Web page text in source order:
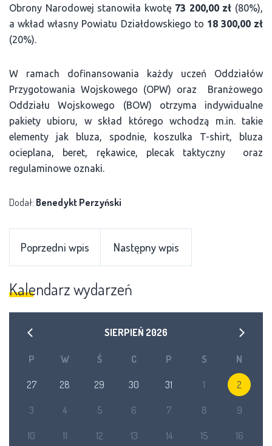
Obrony Narodowej stanowiła kwotę 73 200,00 zł (80%),
a wkład własny Powiatu Działdowskiego to 18 300,00 zł
(20%).
W ramach dofinansowania każdy uczeń Oddziałów
Przygotowania Wojskowego (OPW) oraz Branżowego
Oddziału Wojskowego (BOW) otrzyma indywidualne
pakiety ubioru, w skład którego wchodzą m.in. takie
elementy jak bluza, spodnie, koszulka T-shirt, bluza
ocieplana, beret, rękawice, plecak taktyczny oraz
regulaminowe oznaki.
Dodał: Benedykt Perzyński
Poprzedni wpis Następny wpis
Kalendarz wydarzeń
SIERPIEŃ 2026
P W Ś C P S N
27 28 29 30 31 1 2
3 4 5 6 7 8 9
10 11 12 13 14 15 16